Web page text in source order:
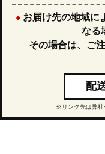
● お届け先の地域に
なる
その場合は、ご
配
※リンク先は弊社